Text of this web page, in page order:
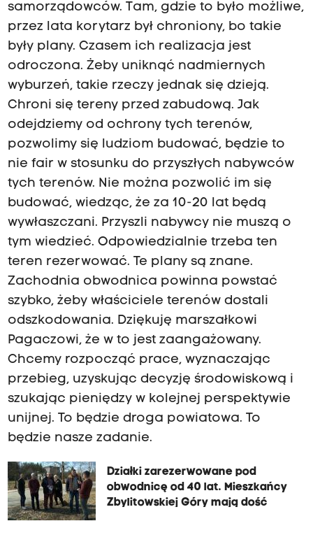
samorządowców. Tam, gdzie to było możliwe,
przez lata korytarz był chroniony, bo takie
były plany. Czasem ich realizacja jest
odroczona. Żeby uniknąć nadmiernych
wyburzeń, takie rzeczy jednak się dzieją.
Chroni się tereny przed zabudową. Jak
odejdziemy od ochrony tych terenów,
pozwolimy się ludziom budować, będzie to
nie fair w stosunku do przyszłych nabywców
tych terenów. Nie można pozwolić im się
budować, wiedząc, że za 10-20 lat będą
wywłaszczani. Przyszli nabywcy nie muszą o
tym wiedzieć. Odpowiedzialnie trzeba ten
teren rezerwować. Te plany są znane.
Zachodnia obwodnica powinna powstać
szybko, żeby właściciele terenów dostali
odszkodowania. Dziękuję marszałkowi
Pagaczowi, że w to jest zaangażowany.
Chcemy rozpocząć prace, wyznaczając
przebieg, uzyskując decyzję środowiskową i
szukając pieniędzy w kolejnej perspektywie
unijnej. To będzie droga powiatowa. To
będzie nasze zadanie.
Działki zarezerwowane pod
obwodnicę od 40 lat. Mieszkańcy
Zbylitowskiej Góry mają dość